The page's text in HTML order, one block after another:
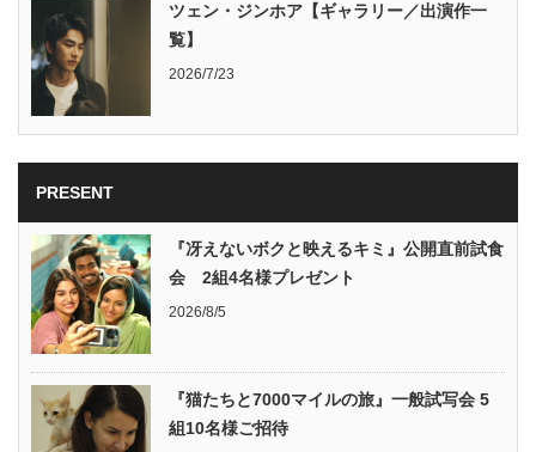
ツェン・ジンホア【ギャラリー／出演作一
覧】
2026/7/23
PRESENT
『冴えないボクと映えるキミ』公開直前試食
会 2組4名様プレゼント
2026/8/5
『猫たちと7000マイルの旅』一般試写会 5
組10名様ご招待